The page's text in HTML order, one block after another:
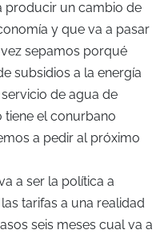
producir un cambio de
y que va a pasar
sepamos porqué
subsidios a la energía
de agua de
tiene el conurbano
a pedir al próximo
a ser la política a
tarifas a una realidad
seis meses cual va a